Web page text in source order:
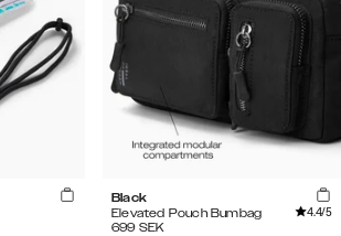
Black
Elevated Pouch Bumbag
4.4/5
699 SEK